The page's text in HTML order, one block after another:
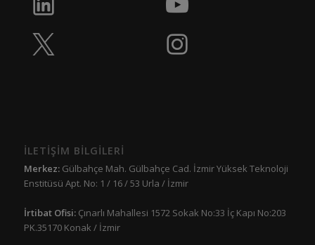
İLETİŞİM BİLGİLERİ
Merkez:Gülbahçe Mah. Gülbahçe Cad. İzmir Yüksek Teknoloji
Enstitüsü Apt. No: 1 / 16 / 53 Urla / İzmir
İrtibat Ofisi: Çınarlı Mahallesi 1572 Sokak No:33 İç Kapı No:203
PK.35170 Konak / İzmir